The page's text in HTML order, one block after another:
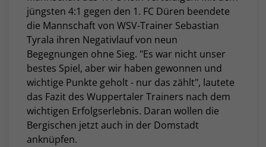
jüngsten 4:1 gegen den 1. FC Düren beendete
die Mannschaft von WSV-Trainer Sebastian
Tyrala ihren Negativlauf von neun
Begegnungen ohne Sieg. "Es war nicht unser
bestes Spiel, aber wir haben gewonnen und
wichtige Punkte geholt - nur das zählt", lautete
das Fazit des Wuppertaler Trainers nach dem
wichtigen Erfolgserlebnis. Daran wollen die
Bergischen jetzt auch in der Domstadt
anknüpfen.